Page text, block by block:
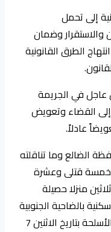
إلى تحمل
والاستقرار وضمان
الطرق القانونية
في الجريمة
إلى القضاء وتعويض
عادلاً.
الضالع وما تناقلته
خمسة قتلى وعشرة
منزلا حصيلة
بالضاحية الجنوبية
من المدينة واستخدمت فيه مختلف الأسلحة بتاريخ الاثنين 7